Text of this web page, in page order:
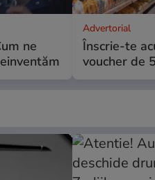
ne
Advertorial
Înscrie-te
voucher de